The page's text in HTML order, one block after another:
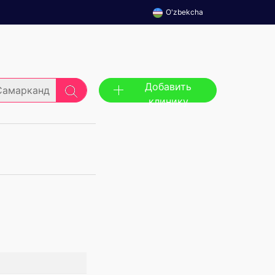
O'zbekcha
Добавить
клинику